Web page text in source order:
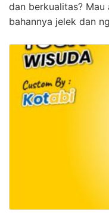
dan berkualitas?
bahannya jelek dan